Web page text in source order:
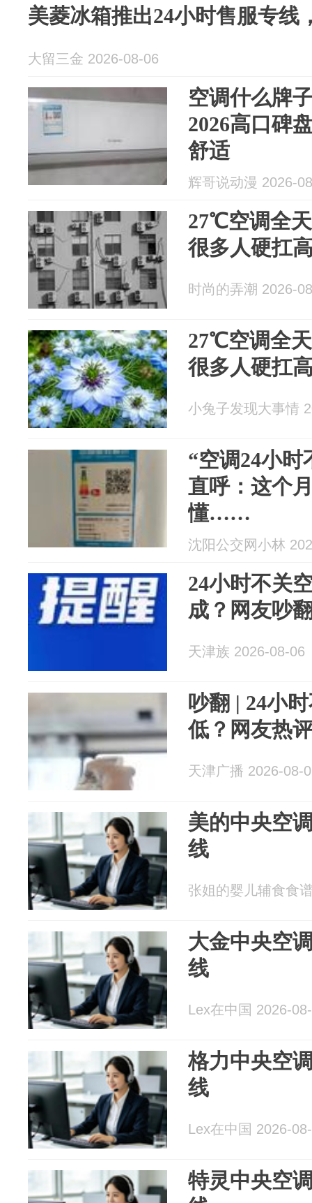
美菱冰箱推出24小时售服专线
大留三金 2026-08-06
空调什么牌
2026高口碑
舒适
辉哥说动漫 2026-
27℃空调全
很多人硬扛
时尚的弄潮 2026-
27℃空调全
很多人硬扛
小兔子发现大事情
“空调24小时
直呼：这个
懂……
沈阳公交网小林
24小时不关
成？网友吵
天津族 2026-08-06
吵翻 | 24小
低？网友热
天津广播 2026-08-
美的中央空
线
张姐的婴儿辅食食
大金中央空
线
Lex在中国 2026-
格力中央空
线
Lex在中国 2026-
特灵中央空